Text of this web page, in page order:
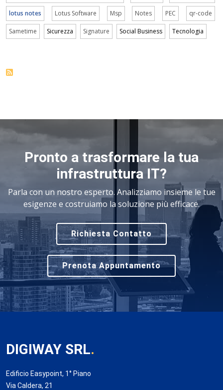
lotus notes Lotus Software Msp Notes PEC qr-code
Sametime Sicurezza Signature Social Business Tecnologia
Pronto a trasformare la tua
infrastruttura IT?
Parla con un nostro esperto. Analizziamo insieme le tue
esigenze e costruiamo la soluzione più efficace.
Richiesta Contatto
Prenota Appuntamento
DIGIWAY SRL.
Edificio Easypoint, 1° Piano
Via Caldera, 21